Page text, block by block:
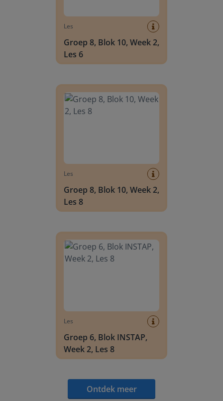
Les
Groep 8, Blok 10, Week 2,
Les 6
Les
Groep 8, Blok 10, Week 2,
Les 8
Les
Groep 6, Blok INSTAP,
Week 2, Les 8
Ontdek meer